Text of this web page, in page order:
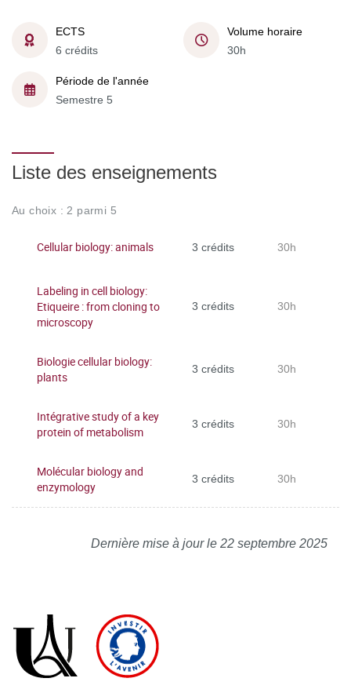
ECTS
6 crédits
Volume horaire
30h
Période de l'année
Semestre 5
Liste des enseignements
Au choix : 2 parmi 5
Cellular biology: animals 3 crédits 30h
Labeling in cell biology:
Etiqueire : from cloning to
microscopy
3 crédits 30h
Biologie cellular biology:
plants
3 crédits 30h
Intégrative study of a key
protein of metabolism
3 crédits 30h
Molécular biology and
enzymology
3 crédits 30h
Dernière mise à jour le 22 septembre 2025